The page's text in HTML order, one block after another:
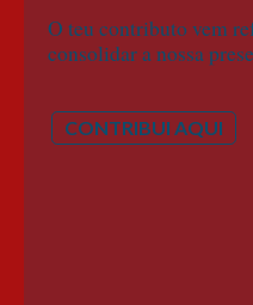
O teu contributo vem
consolidar a nossa
CONTRIBUI AQUI